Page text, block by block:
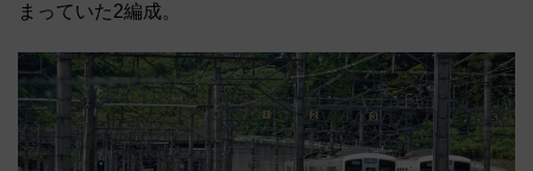
まっていた2編成。